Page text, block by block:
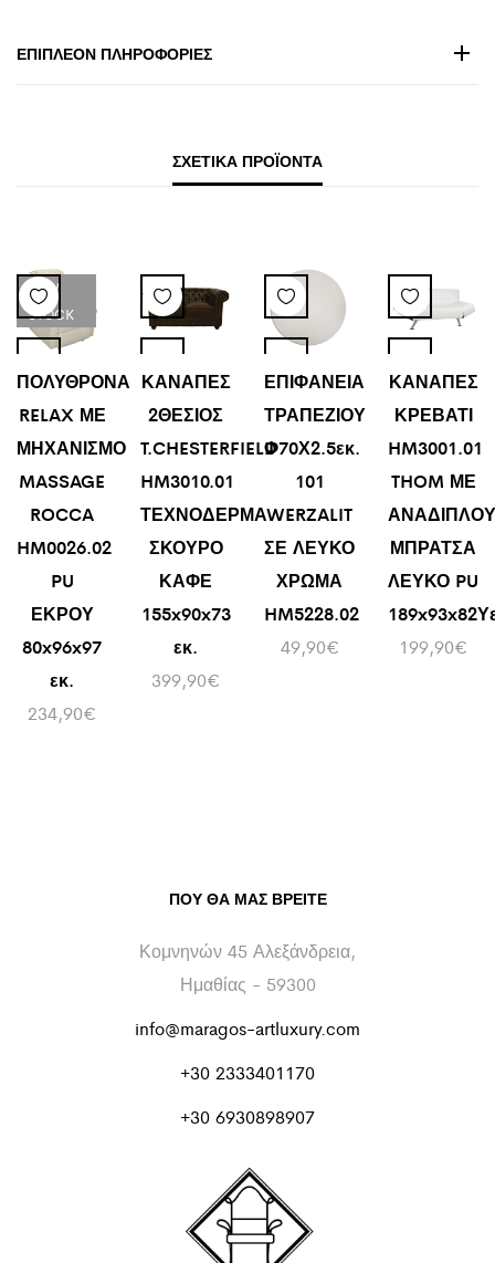
ΕΠΙΠΛΈΟΝ ΠΛΗΡΟΦΟΡΊΕΣ
ΣΧΕΤΙΚΆ ΠΡΟΪΌΝΤΑ
LOW
STOCK
ΠΟΛΥΘΡΟΝΑ
RELAX ΜΕ
ΜΗΧΑΝΙΣΜΟ
MASSAGE
ROCCA
HM0026.02
PU
ΕΚΡΟΥ
80x96x97
εκ.
234,90€
ΚΑΝΑΠΕΣ
2ΘΕΣΙΟΣ
T.CHESTERFIELD
HM3010.01
ΤΕΧΝΟΔΕΡΜΑ
ΣΚΟΥΡΟ
ΚΑΦΕ
155x90x73
εκ.
399,90€
ΕΠΙΦΑΝΕΙΑ
ΤΡΑΠΕΖΙΟΥ
Φ70Χ2.5εκ.
101
WERZALIT
ΣΕ ΛΕΥΚΟ
ΧΡΩΜΑ
HM5228.02
49,90€
ΚΑΝΑΠΕΣ
ΚΡΕΒΑΤΙ
HM3001.01
THOM ΜΕ
ΜΠΡΑΤΣΑ
ΛΕΥΚΟ PU
199,90€
ΠΟΥ ΘΑ ΜΑΣ ΒΡΕΊΤΕ
Κομνηνών 45 Αλεξάνδρεια,
Ημαθίας - 59300
info@maragos-artluxury.com
+30 2333401170
+30 6930898907